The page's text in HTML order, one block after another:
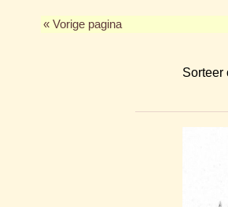
« Vorige pagina
Sorteer